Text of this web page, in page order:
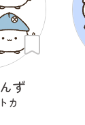
ず
カ